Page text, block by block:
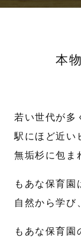
本
若い世代が多
駅にほど近い
無垢杉に包ま
もあな保育園
自然から学び
もあな保育園